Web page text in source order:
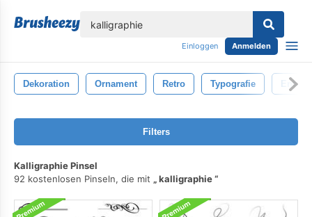
Einloggen Anmelden
Dekoration Ornament Retro Typografie
Filters
Kalligraphie Pinsel
92 kostenlosen Pinseln, die mit
kalligraphie